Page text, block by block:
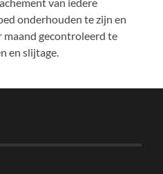
onderhouden te zijn en
maand gecontroleerd te
en slijtage.